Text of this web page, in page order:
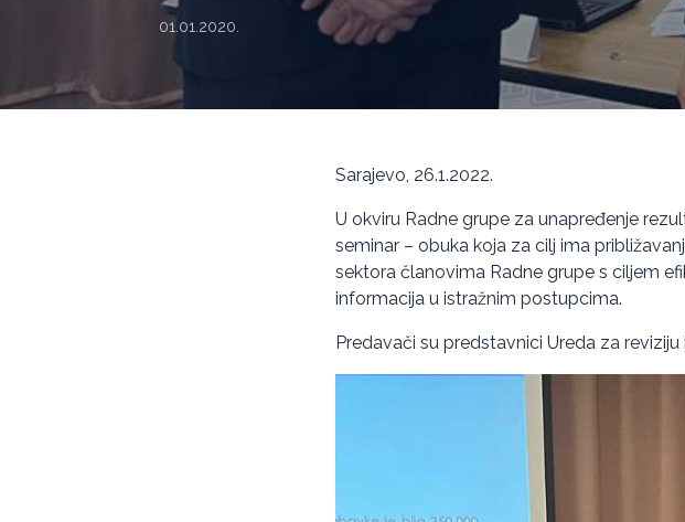
01.01.2020.
Sarajevo, 26.1.2022.
U okviru Radne grupe za unapređenje
seminar – obuka koja za cilj ima
sektora članovima Radne grupe s ciljem
informacija u istražnim postupcima.
Predavači su predstavnici Ureda za reviziju